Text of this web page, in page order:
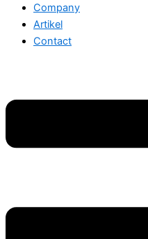
Company
Artikel
Contact